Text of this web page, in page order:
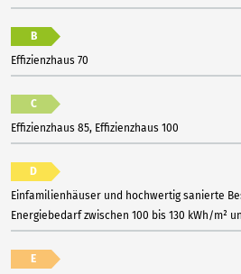
B
Effizienzhaus 70
C
Effizienzhaus 85, Effizienzhaus 100
D
Einfamilienhäuser und hochwertig sanierte
Energiebedarf zwischen 100 bis 130 kWh/m²
E